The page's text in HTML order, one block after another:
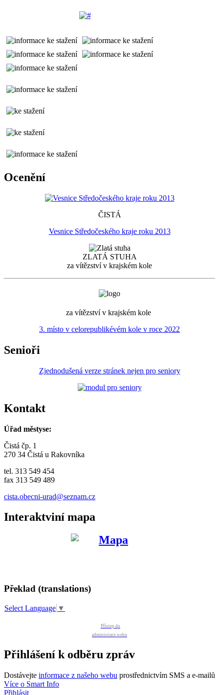
Ocenění
ČISTÁ
Vesnice Středočeského kraje roku 2013
ZLATÁ STUHA
za vítězství v krajském kole
za vítězství v krajském kole
3. místo v celorepublikévém kole v roce 2022
Senioři
Zjednodušená verze stránek nejen pro seniory
Kontakt
Úřad městyse:
Čistá čp. 1
270 34 Čistá u Rakovníka
tel. 313 549 454
fax 313 549 489
cista.obecni-urad@seznam.cz
Interaktviní mapa
Překlad (translations)
Select Language ▼
Přístup do
administrace webu
Přihlášení k odběru zpráv
Dostávejte informace z našeho webu prostřednictvím SMS a e-mailů
Více o Smart Info
Přihlásit